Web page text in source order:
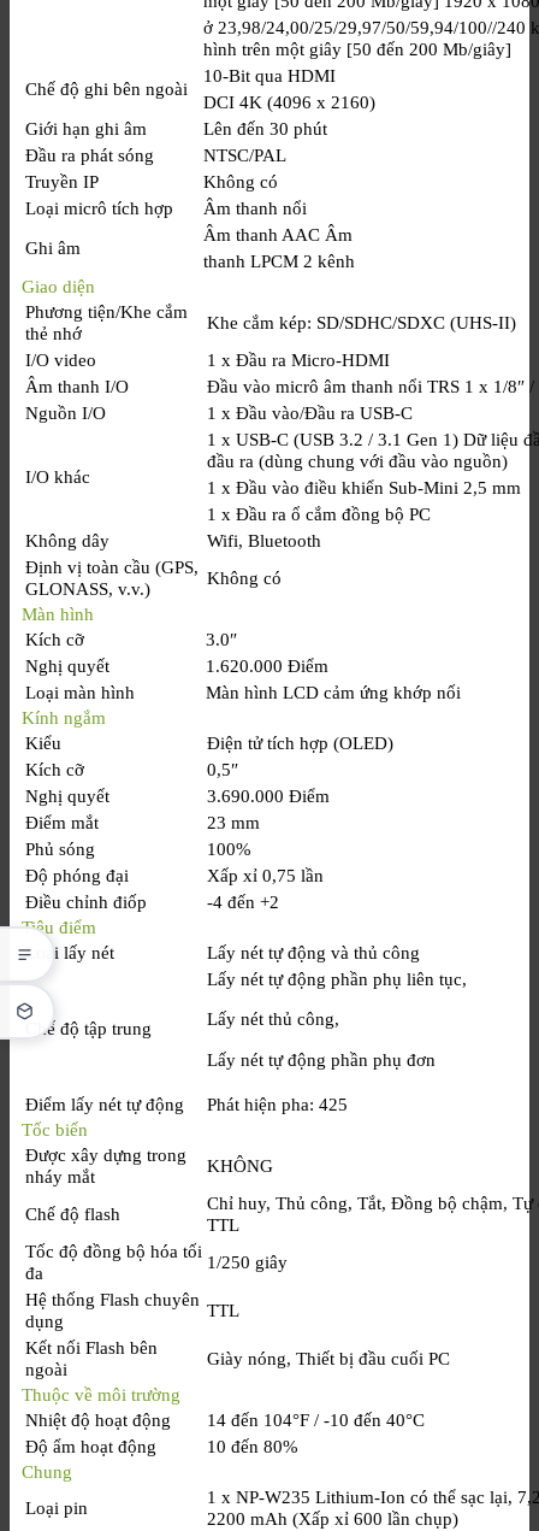
ở 23,98/24,00/25/29,97/50/59,94/100//240
hình trên một giây [50 đến 200 Mb/giây]
Chế độ ghi bên ngoài
10-Bit qua HDMI
DCI 4K (4096 x 2160)
Giới hạn ghi âm
Lên đến 30 phút
Đầu ra phát sóng
NTSC/PAL
Truyền IP
Không có
Loại micrô tích hợp
Âm thanh nổi
Ghi âm
Âm thanh AAC Âm
thanh LPCM 2 kênh
Giao diện
Phương tiện/Khe cắm
thẻ nhớ
Khe cắm kép: SD/SDHC/SDXC (UHS-II)
I/O video
1 x Đầu ra Micro-HDMI
Âm thanh I/O
Đầu vào micrô âm thanh nổi TRS 1 x 1/8″ /
Nguồn I/O
1 x Đầu vào/Đầu ra USB-C
I/O khác
1 x USB-C (USB 3.2 / 3.1 Gen 1) Dữ liệu
đầu ra (dùng chung với đầu vào nguồn)
1 x Đầu vào điều khiển Sub-Mini 2,5 mm
1 x Đầu ra ổ cắm đồng bộ PC
Không dây
Wifi, Bluetooth
Định vị toàn cầu (GPS,
GLONASS, v.v.)
Không có
Màn hình
Kích cỡ
3.0″
Nghị quyết
1.620.000 Điểm
Loại màn hình
Màn hình LCD cảm ứng khớp nối
Kính ngắm
Kiểu
Điện tử tích hợp (OLED)
Kích cỡ
0,5″
Nghị quyết
3.690.000 Điểm
Điểm mắt
23 mm
Phủ sóng
100%
Độ phóng đại
Xấp xỉ 0,75 lần
Điều chỉnh điốp
-4 đến +2
Tiêu điểm
Loại lấy nét
Lấy nét tự động và thủ công
Chế độ tập trung
Lấy nét tự động phần phụ liên tục,
Lấy nét thủ công,
Lấy nét tự động phần phụ đơn
Điểm lấy nét tự động
Phát hiện pha: 425
Tốc biến
Được xây dựng trong
nháy mắt
KHÔNG
Chế độ flash
Chỉ huy, Thủ công, Tắt, Đồng bộ chậm, Tự
TTL
Tốc độ đồng bộ hóa tối
đa
1/250 giây
Hệ thống Flash chuyên
dụng
TTL
Kết nối Flash bên
ngoài
Giày nóng, Thiết bị đầu cuối PC
Thuộc về môi trường
Nhiệt độ hoạt động
14 đến 104°F / -10 đến 40°C
Độ ẩm hoạt động
10 đến 80%
Chung
Loại pin
1 x NP-W235 Lithium-Ion có thể sạc lại,
2200 mAh (Xấp xỉ 600 lần chụp)